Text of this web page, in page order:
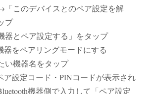
「このデバイスとのペア設定を解
プ
器とペア設定する」をタップ
器をペアリングモードにする
い機器名をタップ
ア設定コード・PINコードが表示され
機器側で入力して「ペア設定